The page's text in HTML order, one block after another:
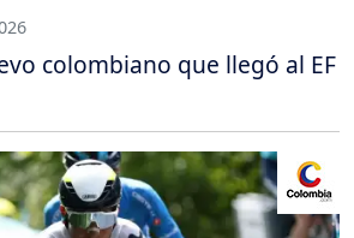
colombiano que llegó al EF